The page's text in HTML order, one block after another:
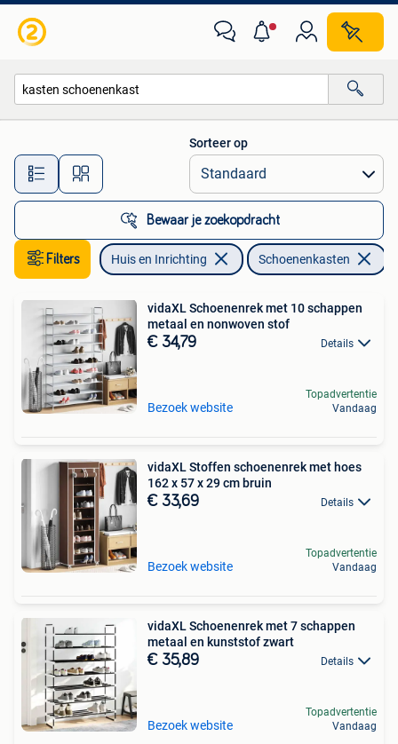
Alle afstanden…
Sorteer op
Bewaar je zoekopdracht
Filters Huis en Inrichting Schoenenkasten
vidaXL Schoenenrek met 10 schappen
metaal en nonwoven stof
€ 34,79 Details
Bezoek website
Topadvertentie
Vandaag
vidaXL Stoffen schoenenrek met hoes
162 x 57 x 29 cm bruin
€ 33,69 Details
Bezoek website
Topadvertentie
Vandaag
vidaXL Schoenenrek met 7 schappen
metaal en kunststof zwart
€ 35,89 Details
Bezoek website
Topadvertentie
Vandaag